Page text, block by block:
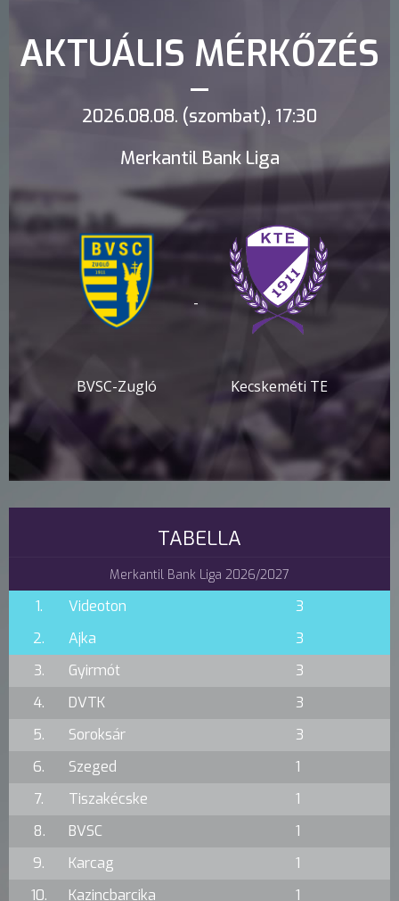
AKTUÁLIS MÉRKŐZÉS
2026.08.08. (szombat), 17:30
Merkantil Bank Liga
BVSC-Zugló
-
Kecskeméti TE
TABELLA
Merkantil Bank Liga 2026/2027
1. Videoton
3
2.
Ajka
3
3.
Gyirmót
3
4.
DVTK
3
5.
Soroksár
3
6.
Szeged
1
7.
Tiszakécske
1
8.
BVSC
1
9.
Karcag
1
10.
Kazincbarcika 1